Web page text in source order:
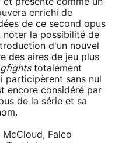
enrichi de
de ce second opus
noter la possibilité de
d'un nouvel
des aires de jeu plus
totalement
participèrent sans nul
encore considéré par
de la série et sa
Falco